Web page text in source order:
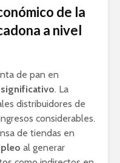
de la
a nivel
de pan en
significativo. La
distribuidores de
considerables.
de tiendas en
al generar